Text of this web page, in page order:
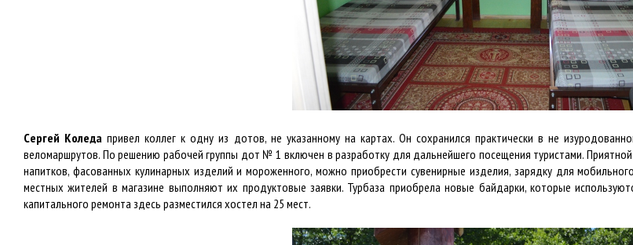
Сергей Коледа привел коллег к одну из дотов, не указанному на картах. Он сохранился практически в не
веломаршрутов. По решению рабочей группы дот № 1 включен в разработку для дальнейшего посещения туристами.
напитков, фасованных кулинарных изделий и мороженного, можно приобрести сувенирные изделия, зарядку для
местных жителей в магазине выполняют их продуктовые заявки. Турбаза приобрела новые байдарки, которые
капитального ремонта здесь разместился хостел на 25 мест.